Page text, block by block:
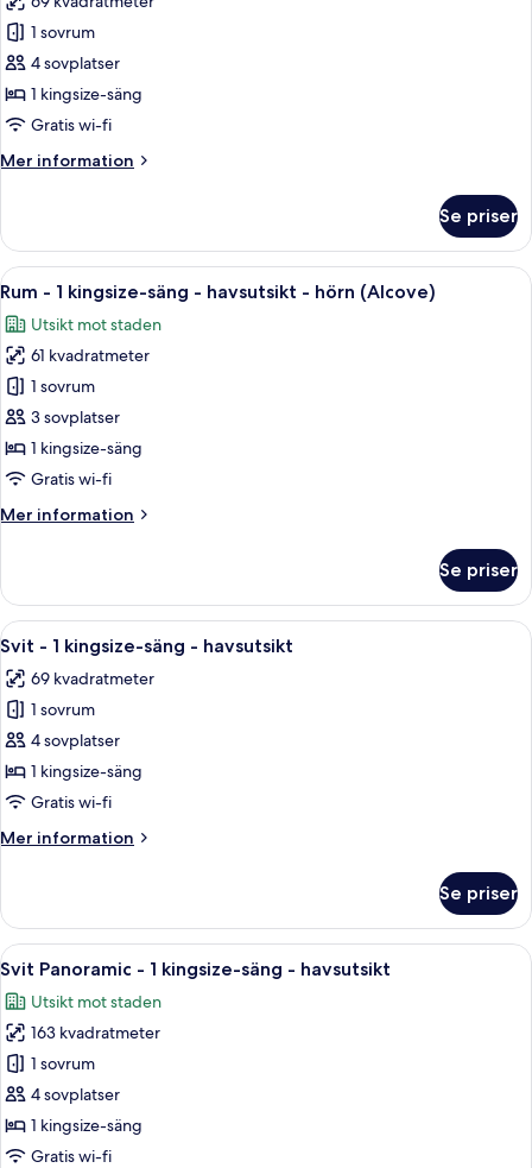
foton
för
Svit
Executive
-
kingsize-
havsutsikt
1 sovrum
4 sovplatser
1 kingsize-säng
Gratis wi-fi
Mer information
Mer
Executive
1
säng
havsutsikt
Se priser
Öppna
alla
foton
för
Rum
-
1
kingsize-
-
hörn
(Alcove)
Ett hotellrum med en stor säng, ett
13
Rum - 1 kingsize-säng - havsutsikt - hörn (Alcove)
Utsikt mot staden
61 kvadratmeter
1 sovrum
3 sovplatser
1 kingsize-säng
Gratis wi-fi
Mer information
Mer
-
kingsize-
havsutsikt
hörn
(Alcove)
Se priser
Öppna
alla
foton
för
Svit
-
1
säng
Ett modernt vardagsrum med utsikt
14
Svit - 1 kingsize-säng - havsutsikt
69 kvadratmeter
1 sovrum
4 sovplatser
1 kingsize-säng
Gratis wi-fi
Mer information
Mer
-
kingsize-
-
havsutsikt
Se priser
Öppna
alla
foton
för
Svit
Panoramic
-
1
Ett modernt badrum med en stor
18
Svit Panoramic - 1 kingsize-säng - havsutsikt
Utsikt mot staden
163 kvadratmeter
1 sovrum
4 sovplatser
1 kingsize-säng
Gratis wi-fi